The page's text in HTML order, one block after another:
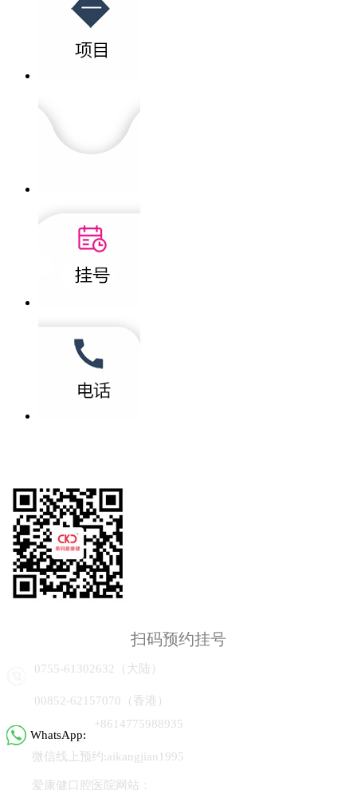
扫码预约挂号
0755-61302632（大陆）
00852-62157070（香港）
WhatsApp:
+8614775988935
微信线上预约:aikangjian1995
爱康健口腔医院网站：